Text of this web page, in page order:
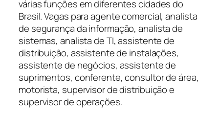
várias funções em diferentes cidades do
Brasil. Vagas para agente comercial, analista
de segurança da informação, analista de
sistemas, analista de TI, assistente de
distribuição, assistente de instalações,
assistente de negócios, assistente de
suprimentos, conferente, consultor de área,
motorista, supervisor de distribuição e
supervisor de operações.